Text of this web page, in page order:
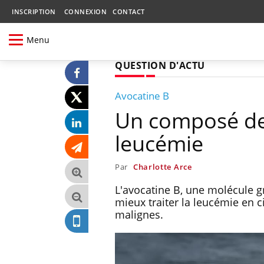
INSCRIPTION CONNEXION CONTACT
Menu
QUESTION D'ACTU
Avocatine B
Un composé
leucémie
Par Charlotte Arce
L'avocatine B, une molécule
mieux traiter la leucémie en
malignes.